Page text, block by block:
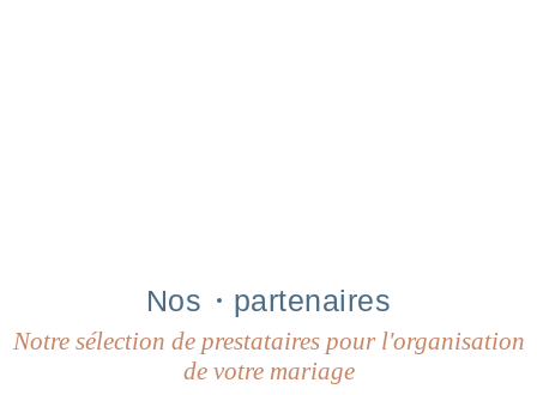
Nos partenaires
Notre sélection de prestataires pour l'organisation
de votre mariage